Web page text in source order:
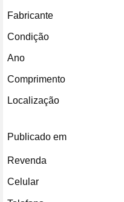
Fabricante
Condição
Ano
Comprimento
Localização
Publicado em
Revenda
Celular